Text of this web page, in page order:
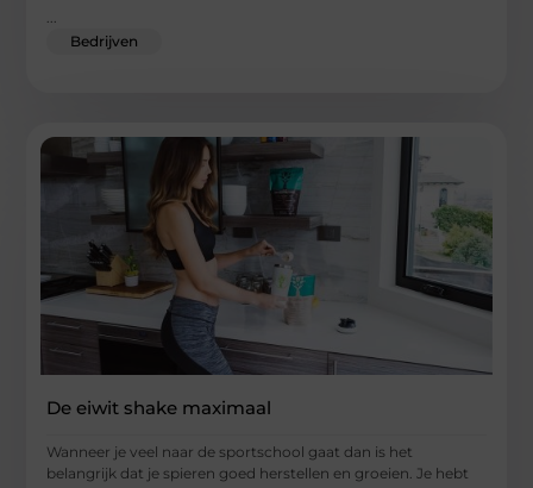
...
Bedrijven
De eiwit shake maximaal
Wanneer je veel naar de sportschool gaat dan is het
belangrijk dat je spieren goed herstellen en groeien. Je hebt